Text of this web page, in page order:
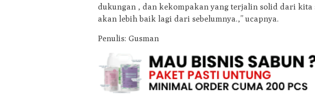
dukungan , dan kekompakan yang terjalin solid dari kita
akan lebih baik lagi dari sebelumnya.,’’ ucapnya.
Penulis: Gusman